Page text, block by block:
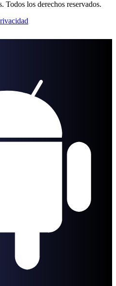
los derechos reservados.